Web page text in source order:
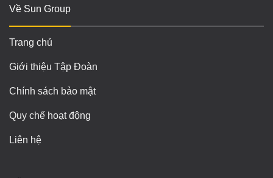
Về Sun Group
Trang chủ
Giới thiệu Tập Đoàn
Chính sách bảo mật
Quy chế hoạt động
Liên hệ